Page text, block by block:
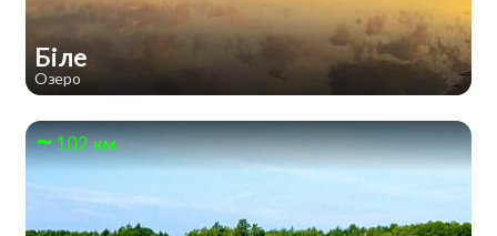
Біле
Озеро
102 км